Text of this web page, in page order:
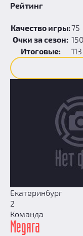
Рейтинг
Качество игры:75
Очки за сезон: 150
Итоговые:
113
Екатеринбург
2
Команда
Медяга